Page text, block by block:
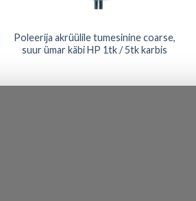
Poleerija akrüülile tumesinine coarse,
suur ümar käbi HP 1tk / 5tk karbis